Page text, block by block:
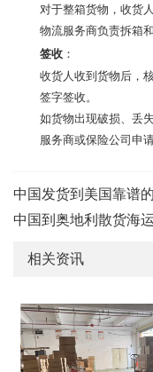
对于整箱货物，收货
物流服务商负责拆箱
签收 ：
收货人收到货物后，
签字签收。
如货物出现破损、丢
服务商或保险公司申请
中国发货到美国靠谱
中国到奥地利散货海
相关资讯